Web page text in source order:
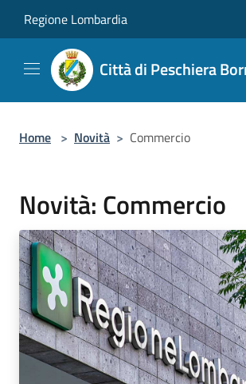
Regione Lombardia
Città di Peschiera
Home > Novità > Commercio
Novità: Commercio